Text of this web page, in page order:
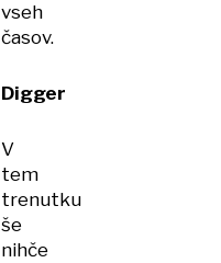
vseh
časov.
Digger
V
tem
trenutku
še
nihče